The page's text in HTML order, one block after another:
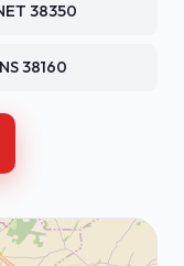
38350
38160